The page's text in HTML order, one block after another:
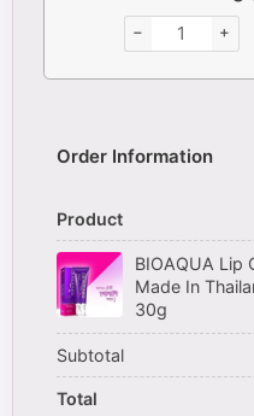
− +
Order Information
Product
BIOAQUA Lip
Made In
30g
Subtotal
Total